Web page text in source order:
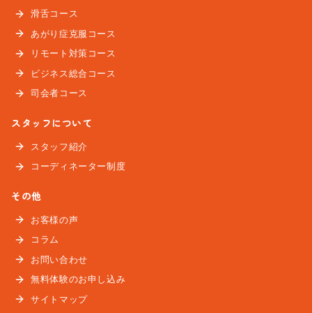
滑舌コース
あがり症克服コース
リモート対策コース
ビジネス総合コース
司会者コース
スタッフについて
スタッフ紹介
コーディネーター制度
その他
お客様の声
コラム
お問い合わせ
無料体験のお申し込み
サイトマップ